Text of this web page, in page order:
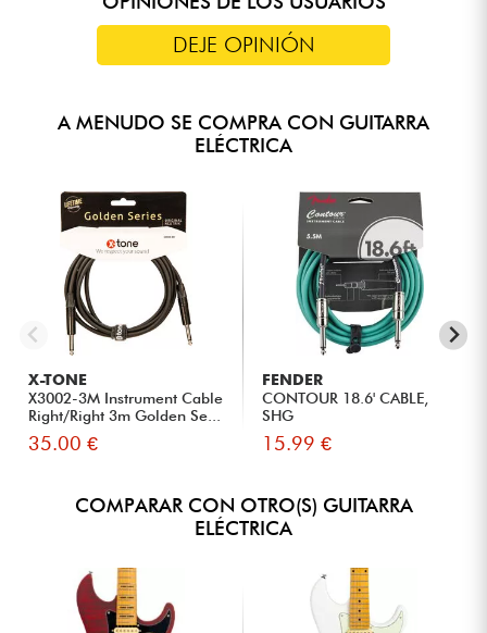
DEJE OPINIÓN
A MENUDO SE COMPRA CON GUITARRA
ELÉCTRICA
X-TONE
X3002-3M Instrument Cable
Right/Right 3m Golden Se...
35.00 €
FENDER
CONTOUR 18.6' CABLE,
SHG
15.99 €
COMPARAR CON OTRO(S) GUITARRA
ELÉCTRICA